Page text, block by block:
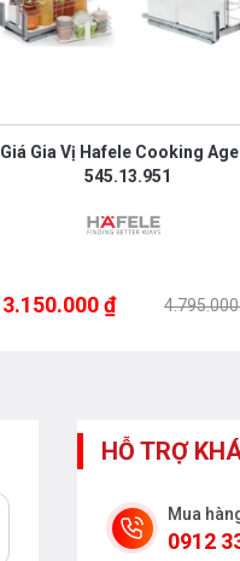
Giá Gia Vị Hafele Cooking
545.13.951
3.150.000 ₫
HỖ TRỢ
Mua
0912